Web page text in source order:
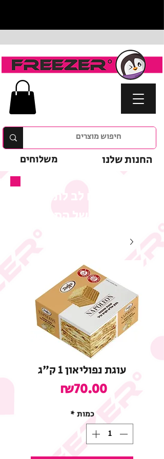
החנות שלנו משלוחים
המבצע של המוצר
עוגת נפוליאון 1 ק"ג
₪70.00
כמות *